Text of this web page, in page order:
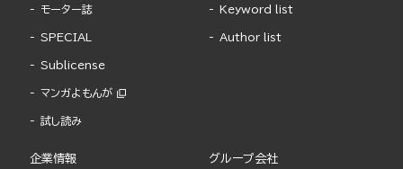
モーター誌
SPECIAL
Sublicense
マンガよもんが
試し読み
Keyword list
Author list
企業情報 グループ会社